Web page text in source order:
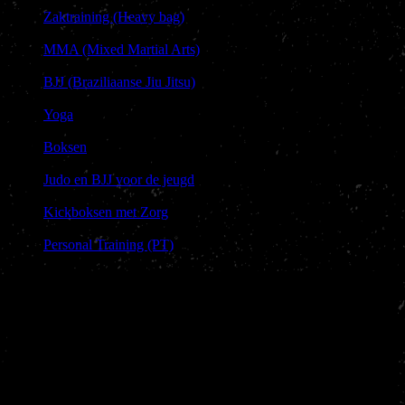
Zaktraining (Heavy bag)
MMA (Mixed Martial Arts)
BJJ (Braziliaanse Jiu Jitsu)
Yoga
Boksen
Judo en BJJ voor de jeugd
Kickboksen met Zorg
Personal Training (PT)